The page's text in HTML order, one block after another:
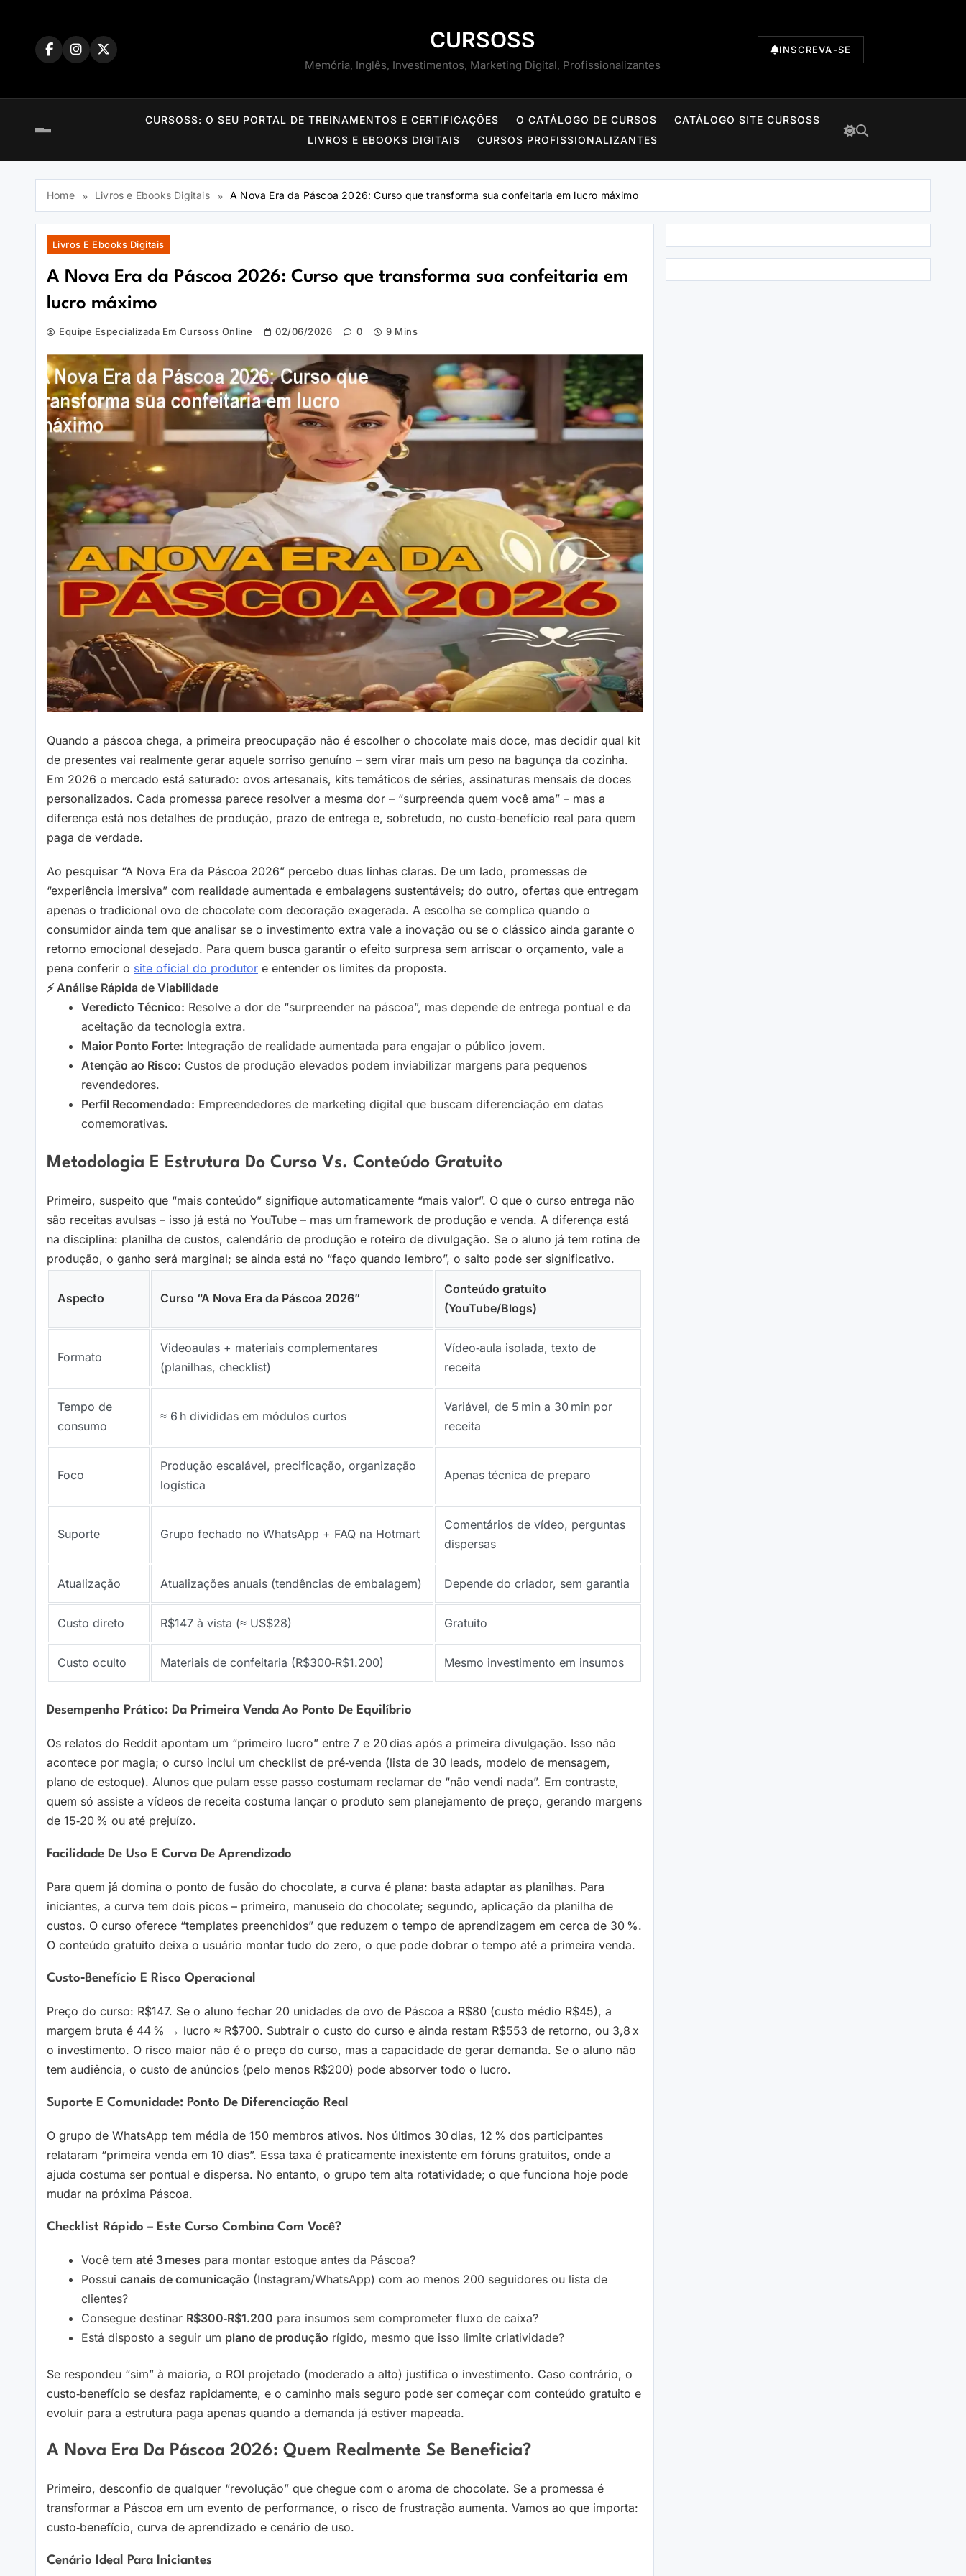
CURSOSS
Memória, Inglês, Investimentos, Marketing Digital, Profissionalizantes
INSCREVA-SE
CURSOSS: O SEU PORTAL DE TREINAMENTOS E CERTIFICAÇÕES O CATÁLOGO DE CURSOS
CATÁLOGO SITE CURSOSS
LIVROS E EBOOKS DIGITAIS
CURSOS PROFISSIONALIZANTES
Home Livros e Ebooks Digitais A Nova Era da Páscoa 2026: Curso que transforma sua confeitaria em lucro máximo
Livros E Ebooks Digitais
A Nova Era da Páscoa 2026: Curso que transforma sua confeitaria em
lucro máximo
Equipe Especializada Em Cursoss Online 02/06/2026 0 9 Mins
Quando a páscoa chega, a primeira preocupação não é escolher o chocolate mais doce, mas decidir qual kit
de presentes vai realmente gerar aquele sorriso genuíno – sem virar mais um peso na bagunça da cozinha.
Em 2026 o mercado está saturado: ovos artesanais, kits temáticos de séries, assinaturas mensais de doces
personalizados. Cada promessa parece resolver a mesma dor – “surpreenda quem você ama” – mas a
diferença está nos detalhes de produção, prazo de entrega e, sobretudo, no custo‑benefício real para quem
paga de verdade.
Ao pesquisar “A Nova Era da Páscoa 2026” percebo duas linhas claras. De um lado, promessas de
“experiência imersiva” com realidade aumentada e embalagens sustentáveis; do outro, ofertas que entregam
apenas o tradicional ovo de chocolate com decoração exagerada. A escolha se complica quando o
consumidor ainda tem que analisar se o investimento extra vale a inovação ou se o clássico ainda garante o
retorno emocional desejado. Para quem busca garantir o efeito surpresa sem arriscar o orçamento, vale a
pena conferir o site oficial do produtor e entender os limites da proposta.
⚡ Análise Rápida de Viabilidade
Veredicto Técnico: Resolve a dor de “surpreender na páscoa”, mas depende de entrega pontual e da
aceitação da tecnologia extra.
Maior Ponto Forte: Integração de realidade aumentada para engajar o público jovem.
Atenção ao Risco: Custos de produção elevados podem inviabilizar margens para pequenos
revendedores.
Perfil Recomendado: Empreendedores de marketing digital que buscam diferenciação em datas
comemorativas.
Metodologia E Estrutura Do Curso Vs. Conteúdo Gratuito
Primeiro, suspeito que “mais conteúdo” signifique automaticamente “mais valor”. O que o curso entrega não
são receitas avulsas – isso já está no YouTube – mas um framework de produção e venda. A diferença está
na disciplina: planilha de custos, calendário de produção e roteiro de divulgação. Se o aluno já tem rotina de
produção, o ganho será marginal; se ainda está no “faço quando lembro”, o salto pode ser significativo.
Aspecto Curso “A Nova Era da Páscoa 2026”
Conteúdo gratuito
(YouTube/Blogs)
Formato
Videoaulas + materiais complementares
(planilhas, checklist)
Vídeo‑aula isolada, texto de
receita
Tempo de
consumo
≈ 6 h divididas em módulos curtos
Variável, de 5 min a 30 min por
receita
Foco
Produção escalável, precificação, organização
logística
Apenas técnica de preparo
Suporte Grupo fechado no WhatsApp + FAQ na Hotmart
Comentários de vídeo, perguntas
dispersas
Atualização Atualizações anuais (tendências de embalagem) Depende do criador, sem garantia
Custo direto R$147 à vista (≈ US$28) Gratuito
Custo oculto Materiais de confeitaria (R$300‑R$1.200) Mesmo investimento em insumos
Desempenho Prático: Da Primeira Venda Ao Ponto De Equilíbrio
Os relatos do Reddit apontam um “primeiro lucro” entre 7 e 20 dias após a primeira divulgação. Isso não
acontece por magia; o curso inclui um checklist de pré‑venda (lista de 30 leads, modelo de mensagem,
plano de estoque). Alunos que pulam esse passo costumam reclamar de “não vendi nada”. Em contraste,
quem só assiste a vídeos de receita costuma lançar o produto sem planejamento de preço, gerando margens
de 15‑20 % ou até prejuízo.
Facilidade De Uso E Curva De Aprendizado
Para quem já domina o ponto de fusão do chocolate, a curva é plana: basta adaptar as planilhas. Para
iniciantes, a curva tem dois picos – primeiro, manuseio do chocolate; segundo, aplicação da planilha de
custos. O curso oferece “templates preenchidos” que reduzem o tempo de aprendizagem em cerca de 30 %.
O conteúdo gratuito deixa o usuário montar tudo do zero, o que pode dobrar o tempo até a primeira venda.
Custo‑benefício E Risco Operacional
Preço do curso: R$147. Se o aluno fechar 20 unidades de ovo de Páscoa a R$80 (custo médio R$45), a
margem bruta é 44 % → lucro ≈ R$700. Subtrair o custo do curso e ainda restam R$553 de retorno, ou 3,8 x
o investimento. O risco maior não é o preço do curso, mas a capacidade de gerar demanda. Se o aluno não
tem audiência, o custo de anúncios (pelo menos R$200) pode absorver todo o lucro.
Suporte E Comunidade: Ponto De Diferenciação Real
O grupo de WhatsApp tem média de 150 membros ativos. Nos últimos 30 dias, 12 % dos participantes
relataram “primeira venda em 10 dias”. Essa taxa é praticamente inexistente em fóruns gratuitos, onde a
ajuda costuma ser pontual e dispersa. No entanto, o grupo tem alta rotatividade; o que funciona hoje pode
mudar na próxima Páscoa.
Checklist Rápido – Este Curso Combina Com Você?
Você tem até 3 meses para montar estoque antes da Páscoa?
Possui canais de comunicação (Instagram/WhatsApp) com ao menos 200 seguidores ou lista de
clientes?
Consegue destinar R$300‑R$1.200 para insumos sem comprometer fluxo de caixa?
Está disposto a seguir um plano de produção rígido, mesmo que isso limite criatividade?
Se respondeu “sim” à maioria, o ROI projetado (moderado a alto) justifica o investimento. Caso contrário, o
custo‑benefício se desfaz rapidamente, e o caminho mais seguro pode ser começar com conteúdo gratuito e
evoluir para a estrutura paga apenas quando a demanda já estiver mapeada.
A Nova Era Da Páscoa 2026: Quem Realmente Se Beneficia?
Primeiro, desconfio de qualquer “revolução” que chegue com o aroma de chocolate. Se a promessa é
transformar a Páscoa em um evento de performance, o risco de frustração aumenta. Vamos ao que importa:
custo‑benefício, curva de aprendizado e cenário de uso.
Cenário Ideal Para Iniciantes